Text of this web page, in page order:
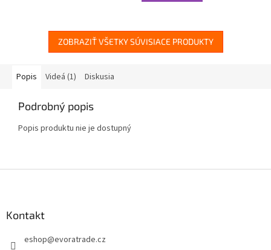
ZOBRAZIŤ VŠETKY SÚVISIACE PRODUKTY
Popis Videá (1) Diskusia
Podrobný popis
Popis produktu nie je dostupný
Kontakt
eshop@evoratrade.cz